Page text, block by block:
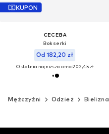
KUPON
CECEBA
Bokserki
Od 182,20 zł
Ostatnia najniższa cena:202,45 zł
Mężczyźni Odzież Bielizna